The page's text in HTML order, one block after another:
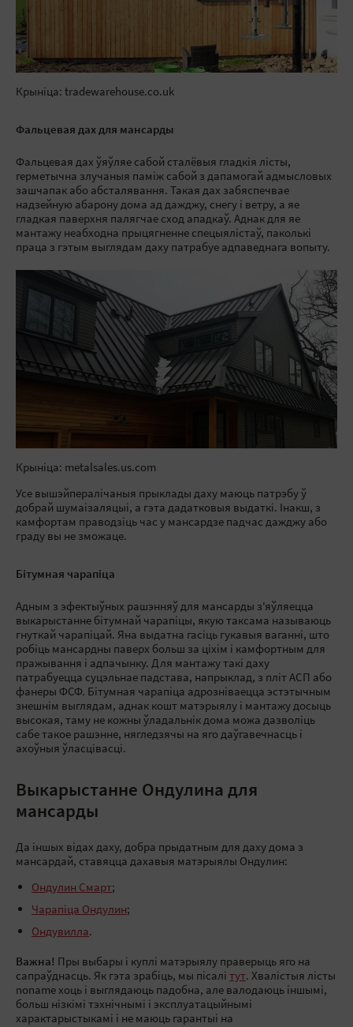
Крыніца: tradewarehouse.co.uk
Фальцевая дах для мансарды
Фальцевая дах ўяўляе сабой сталёвыя гладкія лісты,
герметычна злучаныя паміж сабой з дапамогай адмысловых
зашчапак або абсталявання. Такая дах забяспечвае
надзейную абарону дома ад дажджу, снегу і ветру, а яе
гладкая паверхня палягчае сход ападкаў. Аднак для яе
мантажу неабходна прыцягненне спецыялістаў, паколькі
праца з гэтым выглядам даху патрабуе адпаведнага вопыту.
Крыніца: metalsales.us.com
Усе вышэйпералічаныя прыклады даху маюць патрэбу ў
добрай шумаізаляцыі, а гэта дадатковыя выдаткі. Інакш, з
камфортам праводзіць час у мансардзе падчас дажджу або
граду вы не зможаце.
Бітумная чарапіца
Адным з эфектыўных рашэнняў для мансарды з'яўляецца
выкарыстанне бітумнай чарапіцы, якую таксама называюць
гнуткай чарапіцай. Яна выдатна гасіць гукавыя ваганні, што
робіць мансардны паверх больш за ціхім і камфортным для
пражывання і адпачынку. Для мантажу такі даху
патрабуецца суцэльнае падстава, напрыклад, з пліт АСП або
фанеры ФСФ. Бітумная чарапіца адрозніваецца эстэтычным
знешнім выглядам, аднак кошт матэрыялу і мантажу досыць
высокая, таму не кожны ўладальнік дома можа дазволіць
сабе такое рашэнне, нягледзячы на яго даўгавечнасць і
ахоўныя ўласцівасці.
Выкарыстанне Ондулина для
мансарды
Да іншых відах даху, добра прыдатным для даху дома з
мансардай, ставяцца дахавыя матэрыялы Ондулин:
Ондулин Смарт;
Чарапіца Ондулин;
Ондувилла.
Важна! Пры выбары і куплі матэрыялу праверыць яго на
сапраўднасць. Як гэта зрабіць, мы пісалі тут. Хвалістыя лісты
noname хоць і выглядаюць падобна, але валодаюць іншымі,
больш нізкімі тэхнічнымі і эксплуатацыйнымі
характарыстыкамі і не маюць гарантыі на